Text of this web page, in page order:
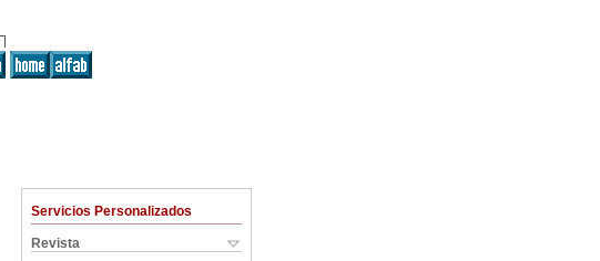
Servicios Personalizados
Revista